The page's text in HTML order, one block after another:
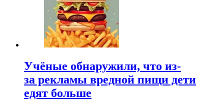
Учёные обнаружили, что из-
за рекламы вредной пищи дети
едят больше